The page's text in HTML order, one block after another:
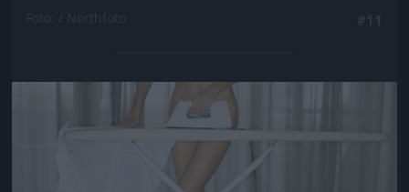
Jön még kép!